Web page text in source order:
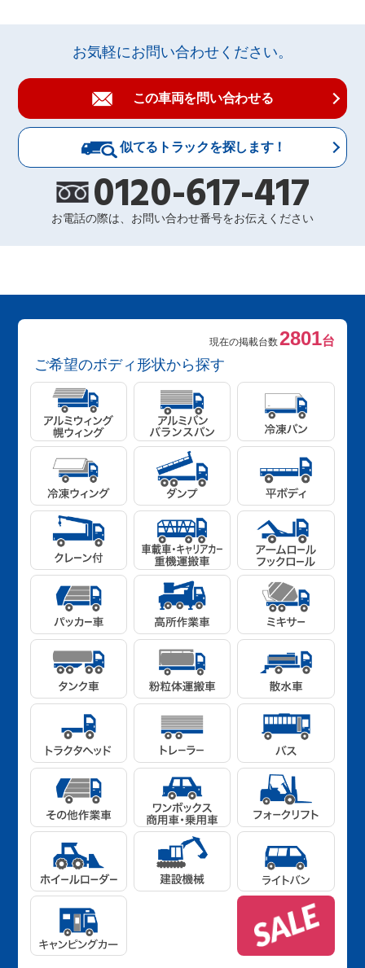
お気軽にお問い合わせください。
この車両を問い合わせる
似てるトラックを探します！
0120-617-417
お電話の際は、お問い合わせ番号をお伝えください
現在の掲載台数2801台
ご希望のボディ形状から探す